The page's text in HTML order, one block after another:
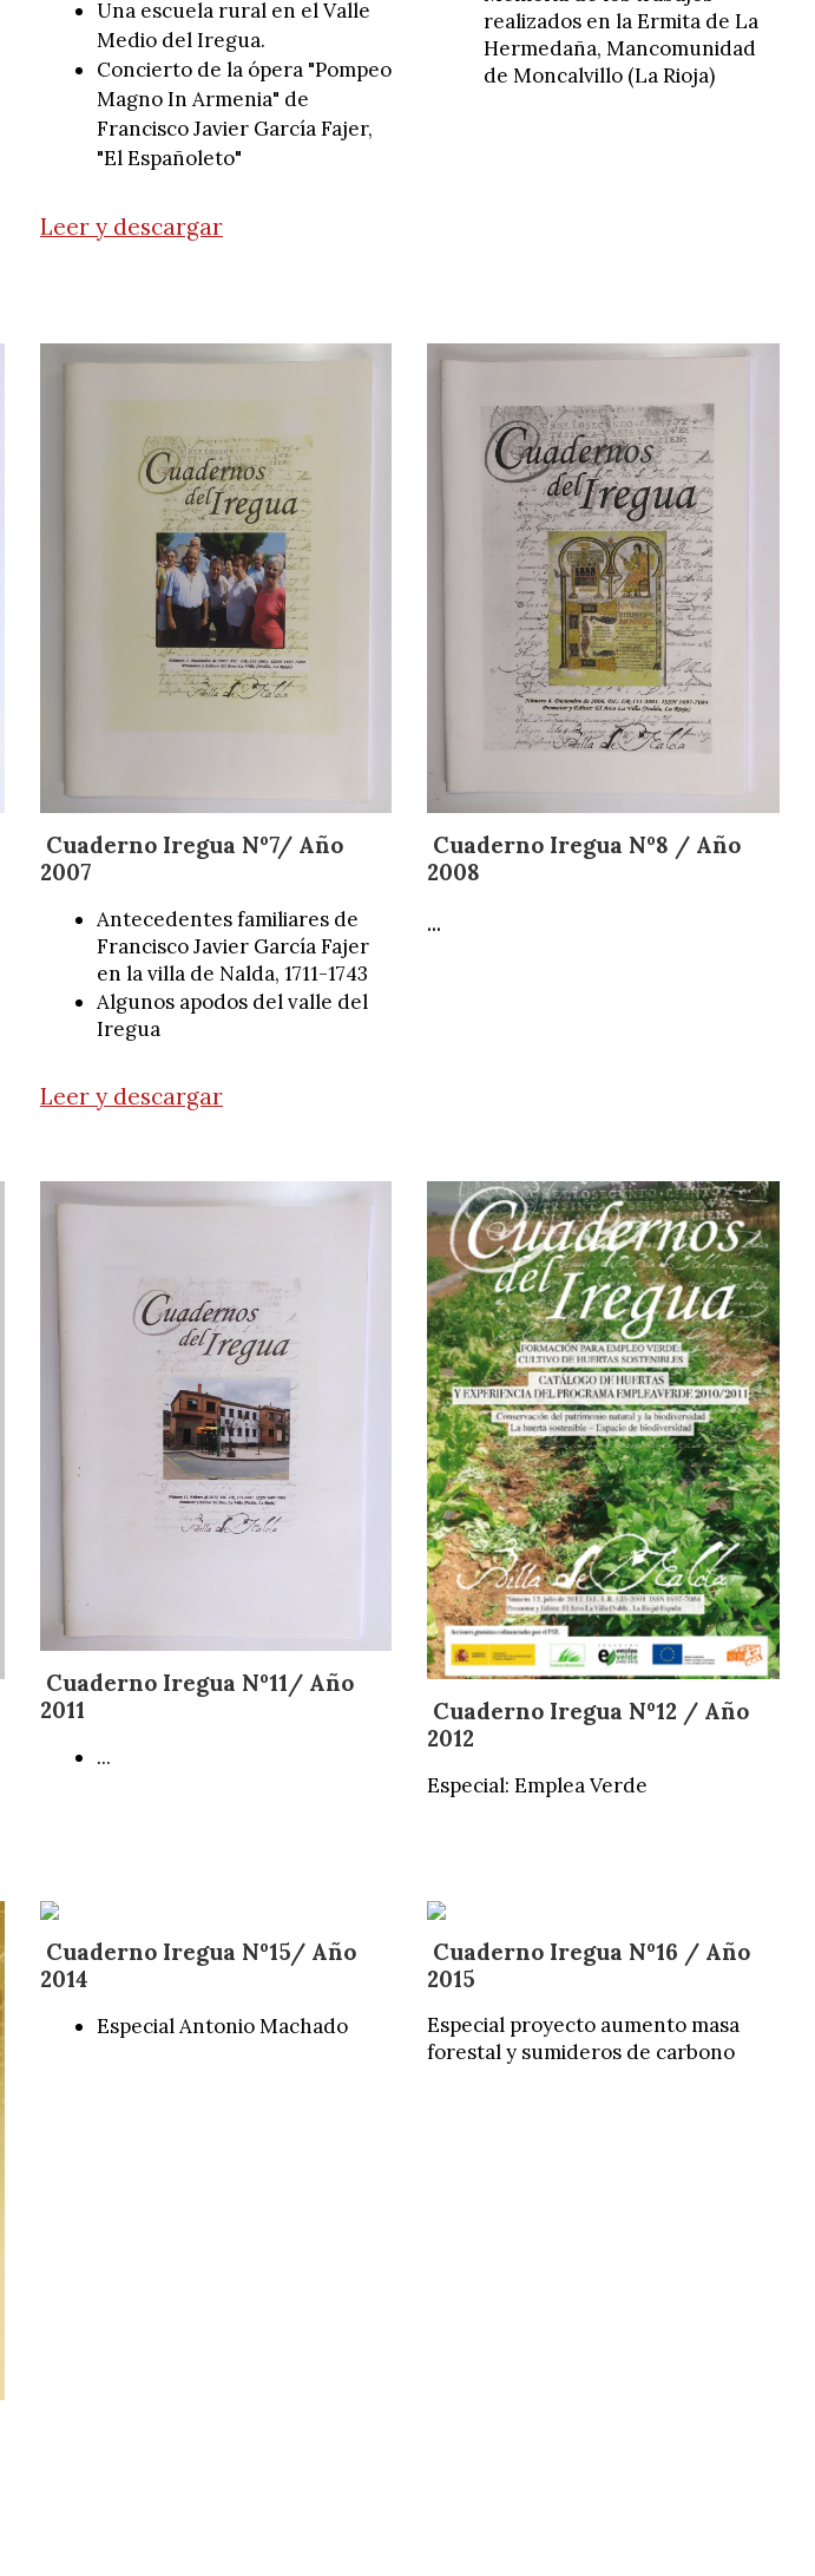
Una escuela rural en el Valle
Medio del Iregua.
Concierto de la ópera "Pompeo
Magno In Armenia" de
Francisco Javier García Fajer,
"El Españoleto"
Leer y descargar
realizados en la Ermita de La
Hermedaña, Mancomunidad
de Moncalvillo (La Rioja)
Cuaderno Iregua Nº7/ Año
2007
Antecedentes familiares de
Francisco Javier García Fajer
en la villa de Nalda, 1711-1743
Algunos apodos del valle del
Iregua
Leer y descargar
Cuaderno Iregua Nº8 / Año
2008
...
Cuaderno Iregua Nº11/ Año
2011
...
Cuaderno Iregua Nº12 / Año
2012
Especial: Emplea Verde
Cuaderno Iregua Nº15/ Año
2014
Especial Antonio Machado
Cuaderno Iregua Nº16 / Año
2015
Especial proyecto aumento masa
forestal y sumideros de carbono